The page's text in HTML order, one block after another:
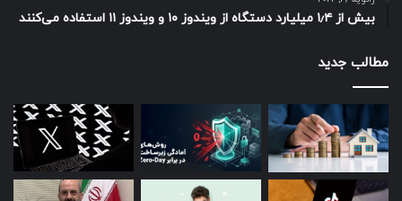
بیش از ۱٫۴ میلیارد دستگاه از ویندوز ۱۰ و ویندوز ۱۱ استفاده می‌کنند
مطالب جدید